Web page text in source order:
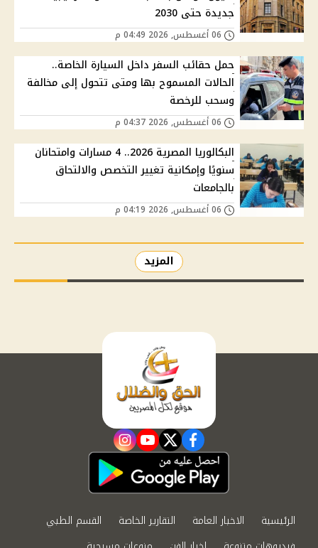
جديدة حتى 2030
حمل حقائب السفر داخل السيارة الخاصة..
الحالات المسموح بها ومتى تتحول إلى مخالفة
وسحب للرخصة
البكالوريا المصرية 2026.. 4 مسارات وامتحانان
سنويًا وإمكانية تغيير التخصص والالتحاق
بالجامعات
المزيد
facebook
twitter
youtube
instagram
الرئيسية الاخبار العامة التقارير الخاصة
القسم الطبي